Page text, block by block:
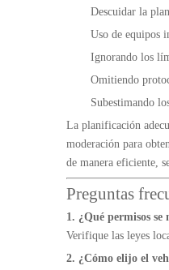
Descuidar la
Uso de equipos
Ignorando los
Omitiendo
Subestimando
La planificación
moderación para
de manera eficiente,
Preguntas
1. ¿Qué permisos
Verifique las leyes
2. ¿Cómo elijo el